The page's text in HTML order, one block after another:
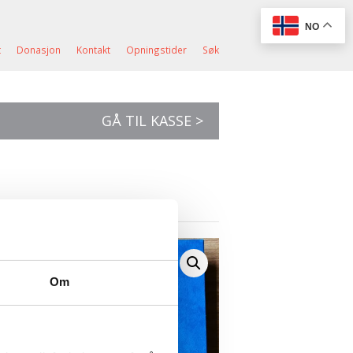
Om
Donasjon Kontakt Opningstider Søk
NO
GÅ TIL KASSE >